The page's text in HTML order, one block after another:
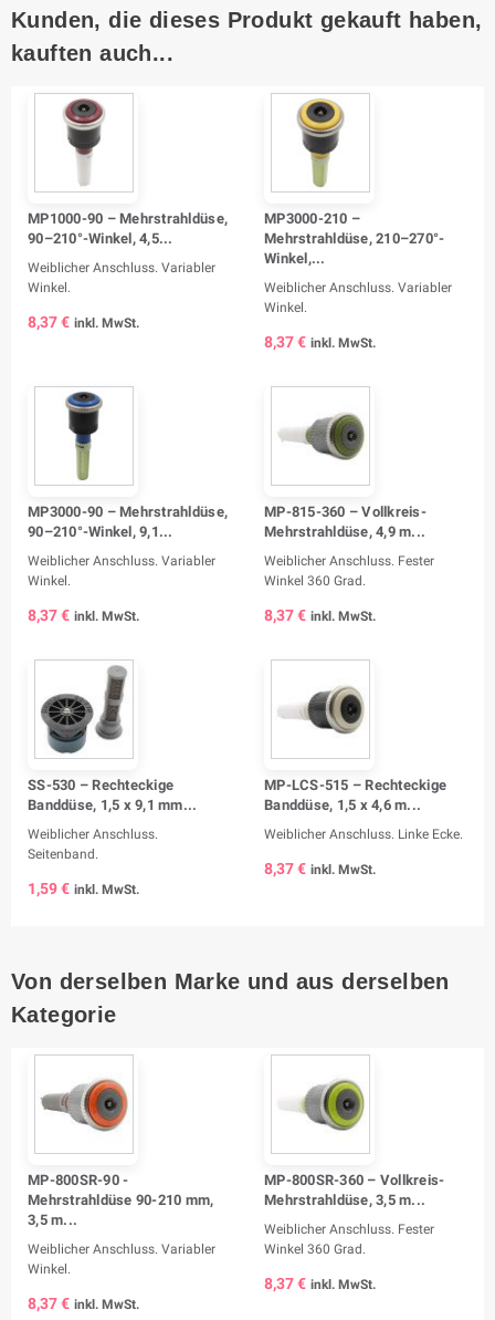
Kunden, die dieses Produkt gekauft haben,
kauften auch...
MP1000-90 – Mehrstrahldüse,
90–210°-Winkel, 4,5...
Weiblicher Anschluss. Variabler
Winkel.
8,37 € inkl. MwSt.
MP3000-210 –
Mehrstrahldüse, 210–270°-
Winkel,...
Weiblicher Anschluss. Variabler
Winkel.
8,37 € inkl. MwSt.
MP3000-90 – Mehrstrahldüse,
90–210°-Winkel, 9,1...
Weiblicher Anschluss. Variabler
Winkel.
8,37 € inkl. MwSt.
MP-815-360 – Vollkreis-
Mehrstrahldüse, 4,9 m...
Weiblicher Anschluss. Fester
Winkel 360 Grad.
8,37 € inkl. MwSt.
SS-530 – Rechteckige
Banddüse, 1,5 x 9,1 mm...
Weiblicher Anschluss.
Seitenband.
1,59 € inkl. MwSt.
MP-LCS-515 – Rechteckige
Banddüse, 1,5 x 4,6 m...
Weiblicher Anschluss. Linke Ecke.
8,37 € inkl. MwSt.
Von derselben Marke und aus derselben
Kategorie
MP-800SR-90 -
Mehrstrahldüse 90-210 mm,
3,5 m...
Weiblicher Anschluss. Variabler
Winkel.
8,37 € inkl. MwSt.
MP-800SR-360 – Vollkreis-
Mehrstrahldüse, 3,5 m...
Weiblicher Anschluss. Fester
Winkel 360 Grad.
8,37 € inkl. MwSt.